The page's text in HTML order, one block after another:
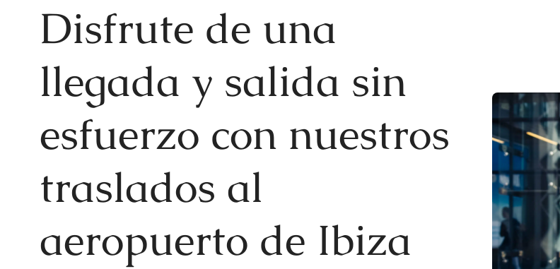
Disfrute de una
llegada y salida sin
esfuerzo con nuestros
traslados al
aeropuerto de Ibiza